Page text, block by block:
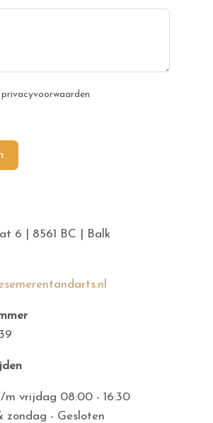
6 | 8561 BC | Balk
m vrijdag 08:00 - 16:30
zondag - Gesloten